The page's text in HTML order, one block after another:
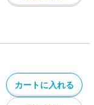
カートに入れる